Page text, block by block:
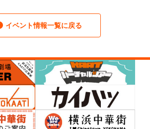
イベント情報一覧に戻る